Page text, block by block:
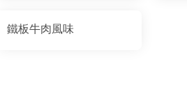
鐵板牛肉風味